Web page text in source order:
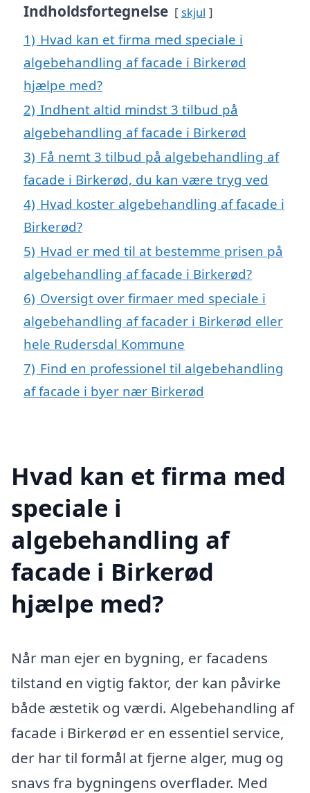
Indholdsfortegnelse skjul
1) Hvad kan et firma med speciale i
algebehandling af facade i Birkerød
hjælpe med?
2) Indhent altid mindst 3 tilbud på
algebehandling af facade i Birkerød
3) Få nemt 3 tilbud på algebehandling af
facade i Birkerød, du kan være tryg ved
4) Hvad koster algebehandling af facade i
Birkerød?
5) Hvad er med til at bestemme prisen på
algebehandling af facade i Birkerød?
6) Oversigt over firmaer med speciale i
algebehandling af facader i Birkerød eller
hele Rudersdal Kommune
7) Find en professionel til algebehandling
af facade i byer nær Birkerød
Hvad kan et firma med
speciale i
algebehandling af
facade i Birkerød
hjælpe med?
Når man ejer en bygning, er facadens
tilstand en vigtig faktor, der kan påvirke
både æstetik og værdi. Algebehandling af
facade i Birkerød er en essentiel service,
der har til formål at fjerne alger, mug og
snavs fra bygningens overflader. Med